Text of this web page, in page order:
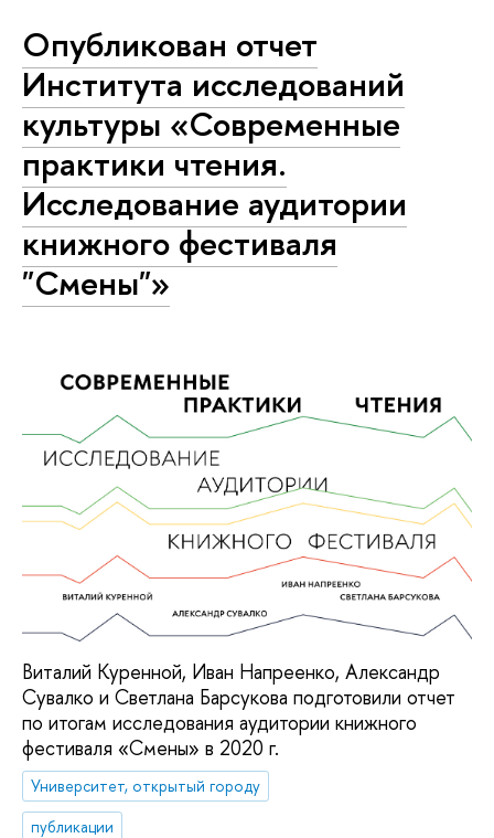
Опубликован отчет
Института исследований
культуры «Современные
практики чтения.
Исследование аудитории
книжного фестиваля
"Смены"»
Виталий Куренной, Иван Напреенко, Александр
Сувалко и Светлана Барсукова подготовили отчет
по итогам исследования аудитории книжного
фестиваля «Смены» в 2020 г.
Университет, открытый городу
публикации